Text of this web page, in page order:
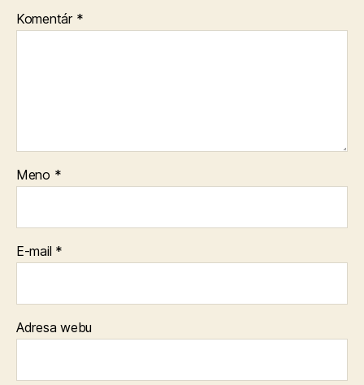
Komentár *
Meno *
E-mail *
Adresa webu